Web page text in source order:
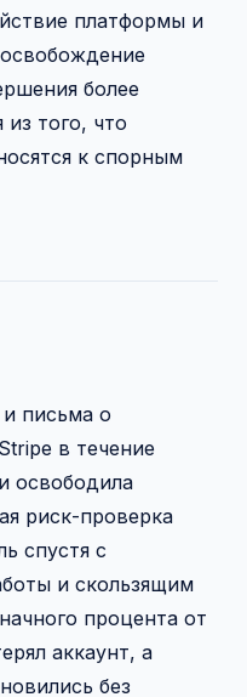
платформы и
более
того, что
к спорным
письма о
в течение
освободила
риск-проверка
спустя с
и скользящим
процента от
аккаунт, а
без